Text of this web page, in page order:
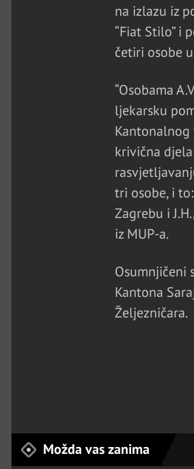
na izlazu iz
“Fiat Stilo” i
četiri osobe
“Osobama
ljekarsku
krivična
tri osobe, i
Zagrebu i
iz MUP-a.
Osumnjičeni
Kantona
Željezničara.
Možda vas zanima